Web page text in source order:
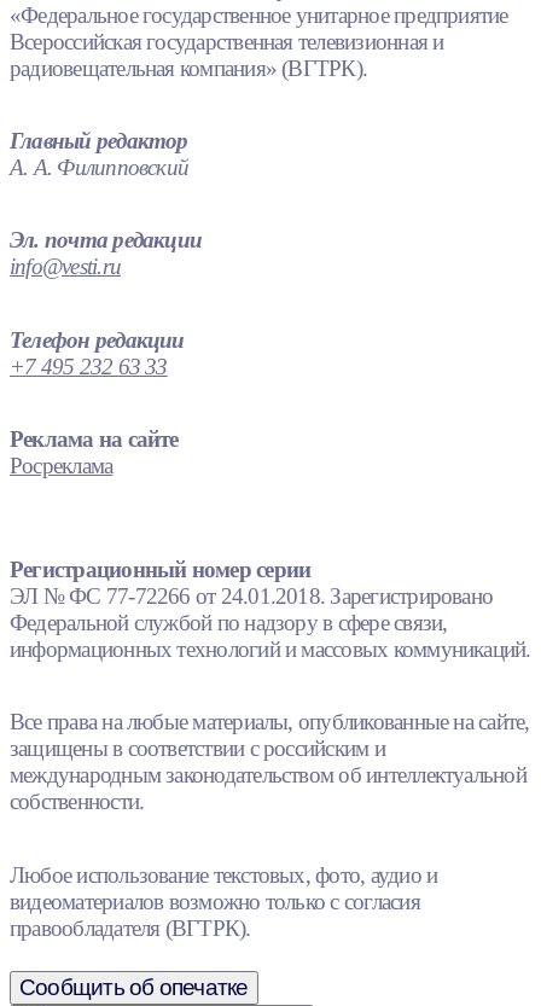
«Федеральное государственное унитарное предприятие
Всероссийская государственная телевизионная и
радиовещательная компания» (ВГТРК).
Главный редактор
А. А. Филипповский
Эл. почта редакции
info@vesti.ru
Телефон редакции
+7 495 232 63 33
Реклама на сайте
Росреклама
Регистрационный номер серии
ЭЛ № ФС 77-72266 от 24.01.2018. Зарегистрировано
Федеральной службой по надзору в сфере связи,
информационных технологий и массовых коммуникаций.
Все права на любые материалы, опубликованные на сайте,
защищены в соответствии с российским и
международным законодательством об интеллектуальной
собственности.
Любое использование текстовых, фото, аудио и
видеоматериалов возможно только с согласия
правообладателя (ВГТРК).
Сообщить об опечатке